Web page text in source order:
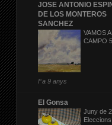
JOSE ANTONIO
DE LOS MONTEROS
SANCHEZ
VAMOS AL
CAMPO
Fa 9 anys
El Gonsa
Juny de
Eleccions